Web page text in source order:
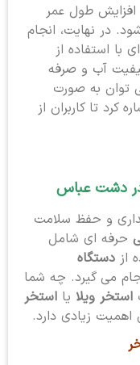
طول عمر
در نهایت، انجام
استفاده از
آب و صرفه
توان به صورت
کرد تا کاربران از
دشت عباس
و حفظ سلامت
حرفه ای شامل
از دستگاه
می گیرد. چه شما
استخر ویلایا استخر
زیادی دارد.